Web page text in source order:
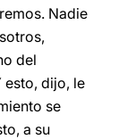
Nadie
del
esto, dijo, le
se
a su